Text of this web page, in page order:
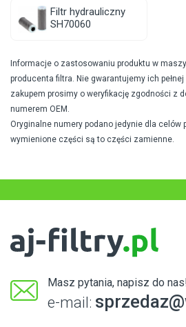
Filtr hydrauliczny
SH70060
Informacje o zastosowaniu produktu w
producenta filtra. Nie gwarantujemy ich
zakupem prosimy o weryfikację zgodności z
numerem OEM.
Oryginalne numery podano jedynie dla celów
wymienione części są to części zamienne.
Masz pytania, napisz do
e-mail: